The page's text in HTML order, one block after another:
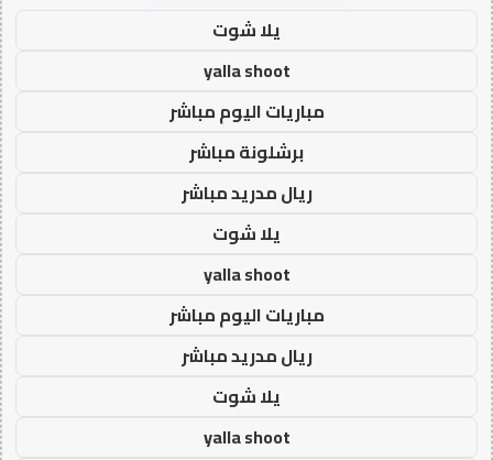
يلا شوت
yalla shoot
مباريات اليوم مباشر
برشلونة مباشر
ريال مدريد مباشر
يلا شوت
yalla shoot
مباريات اليوم مباشر
ريال مدريد مباشر
يلا شوت
yalla shoot